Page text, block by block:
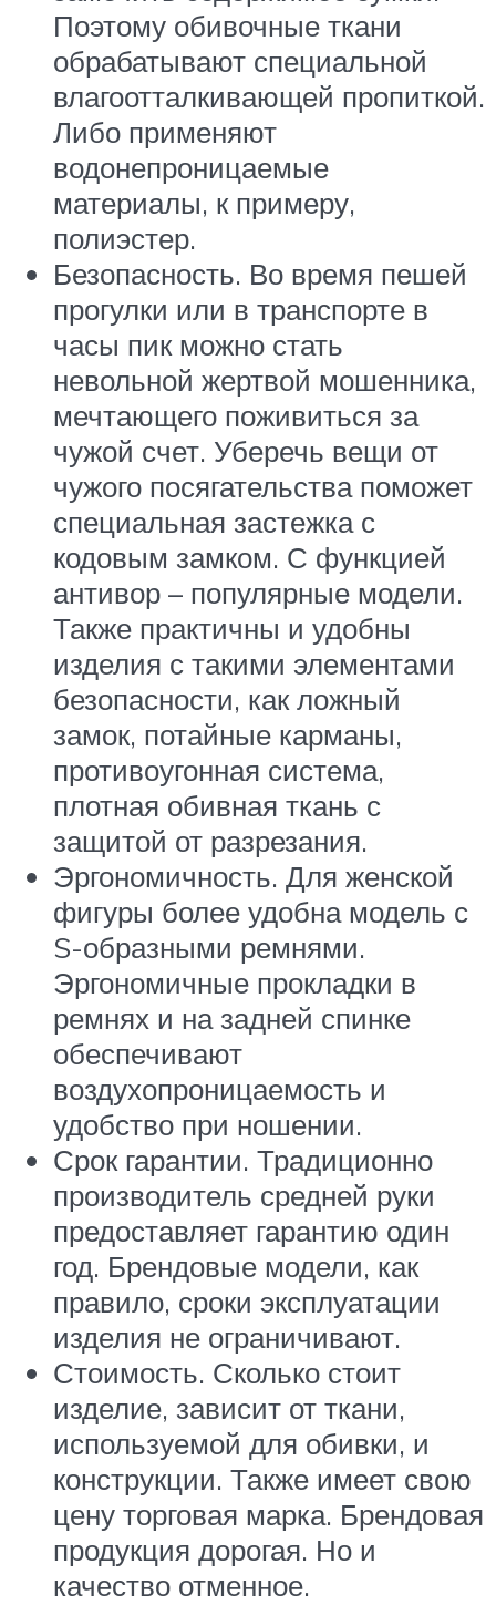
Поэтому обивочные ткани
обрабатывают специальной
влагоотталкивающей пропиткой.
Либо применяют
водонепроницаемые
материалы, к примеру,
полиэстер.
Безопасность. Во время пешей
прогулки или в транспорте в
часы пик можно стать
невольной жертвой мошенника,
мечтающего поживиться за
чужой счет. Уберечь вещи от
чужого посягательства поможет
специальная застежка с
кодовым замком. С функцией
антивор – популярные модели.
Также практичны и удобны
изделия с такими элементами
безопасности, как ложный
замок, потайные карманы,
противоугонная система,
плотная обивная ткань с
защитой от разрезания.
Эргономичность. Для женской
фигуры более удобна модель с
S-образными ремнями.
Эргономичные прокладки в
ремнях и на задней спинке
обеспечивают
воздухопроницаемость и
удобство при ношении.
Срок гарантии. Традиционно
производитель средней руки
предоставляет гарантию один
год. Брендовые модели, как
правило, сроки эксплуатации
изделия не ограничивают.
Стоимость. Сколько стоит
изделие, зависит от ткани,
используемой для обивки, и
конструкции. Также имеет свою
цену торговая марка. Брендовая
продукция дорогая. Но и
качество отменное.